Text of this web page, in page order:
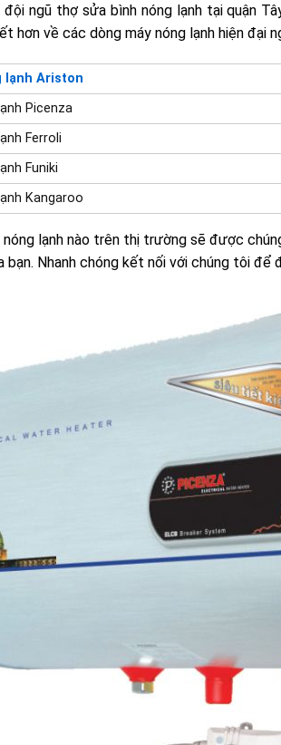
ngũ thợ sửa bình nóng lạnh tại quận
hơn về các dòng máy nóng lạnh hiện đại
lạnh Ariston
Picenza
Ferroli
Funiki
Kangaroo
nóng lạnh nào trên thị trường sẽ được
bạn. Nhanh chóng kết nối với chúng tôi